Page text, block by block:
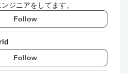
ジニアをしてます。
Follow
Follow